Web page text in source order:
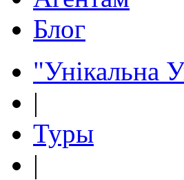
Блог
"Унікальна
|
Туры
|